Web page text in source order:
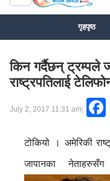
गृहपृष्ठ
किन गर्दैछन् ट्रम्पले
राष्ट्रपतिलाई
July 2, 2017 11:31 am|
टोकियो । अमेरिकी
जापानका